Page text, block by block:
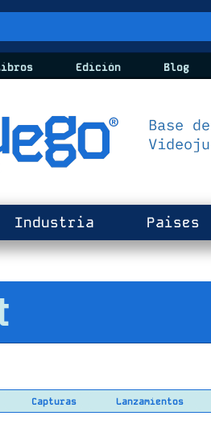
Edición Blog
Industria Paises
Capturas Lanzamientos